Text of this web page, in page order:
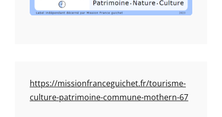
https://missionfranceguichet.fr/tourisme-
culture-patrimoine-commune-mothern-67